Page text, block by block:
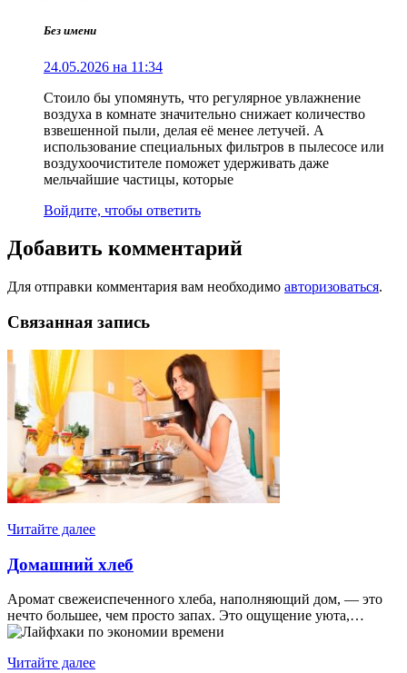
Без имени
24.05.2026 на 11:34
Стоило бы упомянуть, что регулярное увлажнение
воздуха в комнате значительно снижает количество
взвешенной пыли, делая её менее летучей. А
использование специальных фильтров в пылесосе или
воздухоочистителе поможет удерживать даже
мельчайшие частицы, которые
Войдите, чтобы ответить
Добавить комментарий
Для отправки комментария вам необходимо авторизоваться.
Связанная запись
Читайте далее
Домашний хлеб
Аромат свежеиспеченного хлеба, наполняющий дом, — это
нечто большее, чем просто запах. Это ощущение уюта,…
Читайте далее